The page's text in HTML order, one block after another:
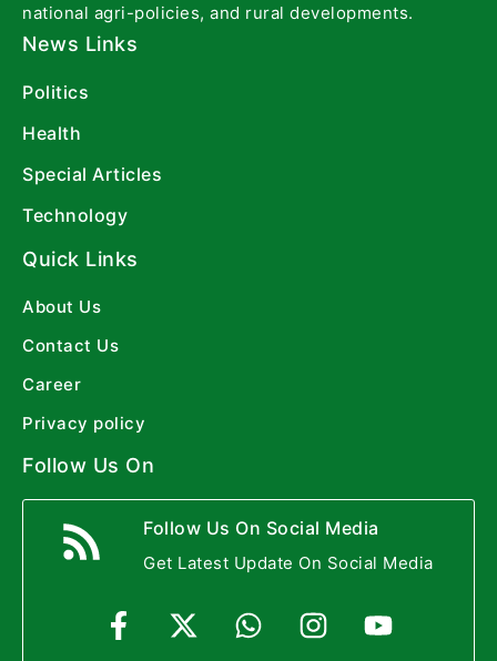
national agri-policies, and rural developments.
News Links
Politics
Health
Special Articles
Technology
Quick Links
About Us
Contact Us
Career
Privacy policy
Follow Us On
Follow Us On Social Media
Get Latest Update On Social Media